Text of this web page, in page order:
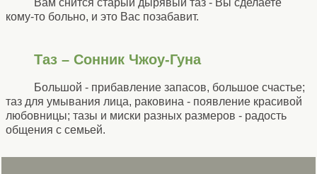
кому-то больно, и это Вас позабавит.
Таз – Сонник Чжоу-Гуна
Большой - прибавление запасов, большое счастье;
таз для умывания лица, раковина - появление красивой
любовницы; тазы и миски разных размеров - радость
общения с семьей.